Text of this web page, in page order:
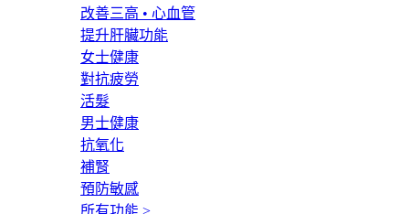
改善三高 • 心血管
提升肝臟功能
女士健康
對抗疲勞
活髮
男士健康
抗氧化
補腎
預防敏感
所有功能 >